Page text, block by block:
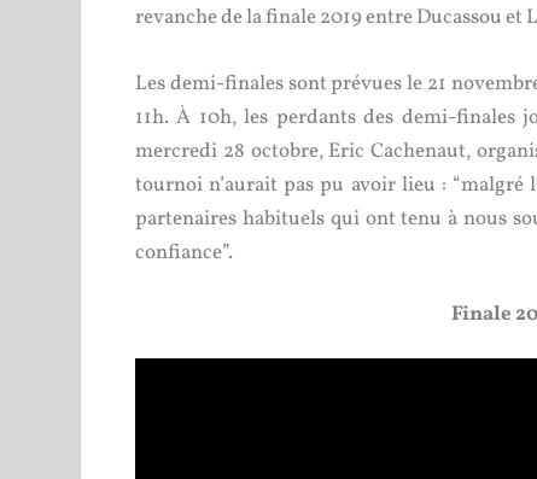
revanche de la finale 2019 entre Ducassou et
Les demi-finales sont prévues le 21
11h. À 10h, les perdants des demi-finales
mercredi 28 octobre, Eric Cachenaut,
tournoi n’aurait pas pu avoir lieu :
partenaires habituels qui ont tenu à nous
confiance”.
Finale